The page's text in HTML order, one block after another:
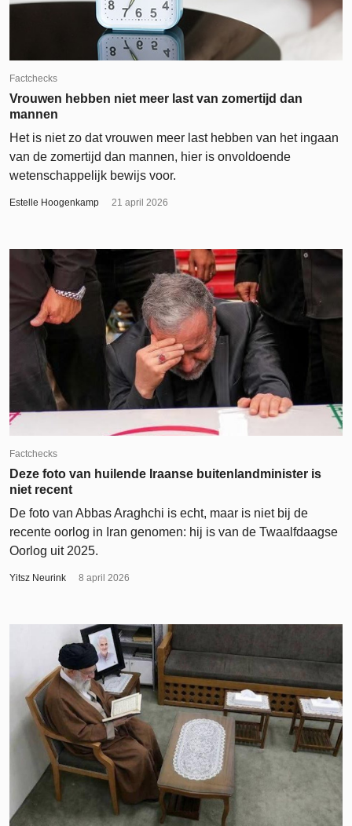
Factchecks
Vrouwen hebben niet meer last van zomertijd dan
mannen
Het is niet zo dat vrouwen meer last hebben van het ingaan
van de zomertijd dan mannen, hier is onvoldoende
wetenschappelijk bewijs voor.
Estelle Hoogenkamp 21 april 2026
Factchecks
Deze foto van huilende Iraanse buitenlandminister is
niet recent
De foto van Abbas Araghchi is echt, maar is niet bij de
recente oorlog in Iran genomen: hij is van de Twaalfdaagse
Oorlog uit 2025.
Yitsz Neurink 8 april 2026